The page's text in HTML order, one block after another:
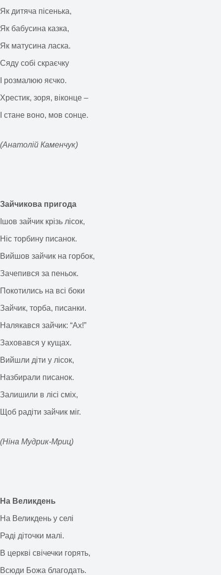
Як дитяча пісенька,
Як бабусина казка,
Як матусина ласка.
Сяду собі скраєчку
І розмалюю яєчко.
Хрестик, зоря, віконце –
І стане воно, мов сонце.
(Анатолій Каменчук)
Зайчикова пригода
Ішов зайчик крізь лісок,
Ніс торбину писанок.
Вийшов зайчик на горбок,
Зачепився за пеньок.
Покотились на всі боки
Зайчик, торба, писанки.
Налякався зайчик: “Ах!”
Заховався у кущах.
Вийшли діти у лісок,
Назбирали писанок.
Залишили в лісі сміх,
Щоб радіти зайчик міг.
(Ніна Мудрик-Мриц)
На Великдень
На Великдень у селі
Раді діточки малі.
В церкві свічечки горять,
Всюди Божа благодать.